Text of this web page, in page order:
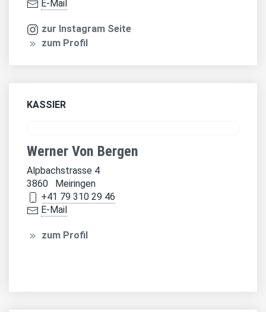
E-Mail
zur Instagram Seite
zum Profil
KASSIER
Werner Von Bergen
Alpbachstrasse 4
3860 Meiringen
+41 79 310 29 46
E-Mail
zum Profil